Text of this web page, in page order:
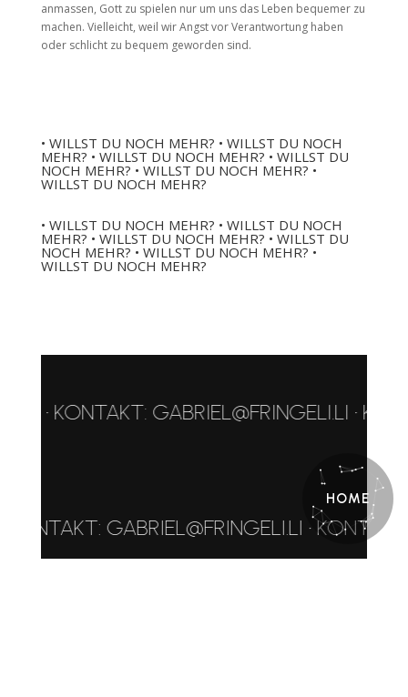
HOME
anmassen, Gott zu spielen nur um uns das Leben bequemer zu
machen. Vielleicht, weil wir Angst vor Verantwortung haben
oder schlicht zu bequem geworden sind.
• WILLST DU NOCH MEHR? • WILLST DU NOCH
MEHR? • WILLST DU NOCH MEHR? • WILLST DU
NOCH MEHR? • WILLST DU NOCH MEHR? •
WILLST DU NOCH MEHR?
• WILLST DU NOCH MEHR? • WILLST DU NOCH
MEHR? • WILLST DU NOCH MEHR? • WILLST DU
NOCH MEHR? • WILLST DU NOCH MEHR? •
WILLST DU NOCH MEHR?
• KONTAKT: GABRIEL@FRINGELI.LI •